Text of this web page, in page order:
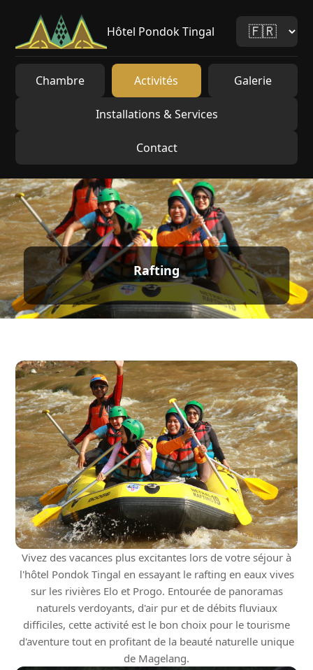
Hôtel Pondok Tingal
Chambre Activités Galerie
Installations & Services
Contact
Rafting
Vivez des vacances plus excitantes lors de votre séjour à
l'hôtel Pondok Tingal en essayant le rafting en eaux vives
sur les rivières Elo et Progo. Entourée de panoramas
naturels verdoyants, d'air pur et de débits fluviaux
difficiles, cette activité est le bon choix pour le tourisme
d'aventure tout en profitant de la beauté naturelle unique
de Magelang.